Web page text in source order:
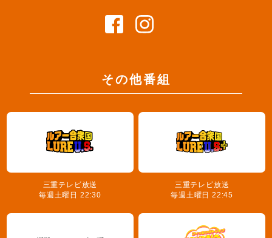
その他番組
三重テレビ放送
毎週土曜日 22:30
三重テレビ放送
毎週土曜日 22:45